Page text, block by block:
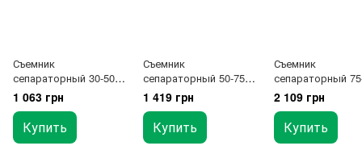
Съемник
сепараторный 30-50мм
TOPTUL JEAD0305
1 063 грн
Купить
Съемник
сепараторный 50-75мм
TOPTUL JEAD0508
1 419 грн
Купить
Съемник
сепараторный
105мм TOPTUL
JEAD0811
2 109 грн
Купить